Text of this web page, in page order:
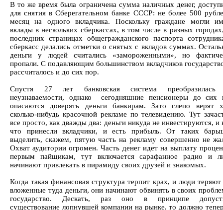
В то же время была ограничена сумма наличных денег,
для снятия в Сберегательном банке СССР: не более 500
месяц на одного вкладчика. Поскольку граждане могли
вклады в нескольких сберкассах, в том числе в разных
последних страницах общегражданского паспорта
сберкасс делались отметки о снятых с вкладов суммах.
деньги у людей считались «замороженными», но
пропали. С подавляющим большинством вкладчиков
рассчиталось и до сих пор.
Спустя 27 лет банковская система
неузнаваемости, однако сегодняшние пенсионеры до сих
опасаются доверять деньги банкирам. Зато слепо верят
сколько-нибудь красочной рекламе по телевидению. Тут
все просто, как дважды два: деньги никуда не инвестируются, и
что принесли вкладчики, и есть прибыль. От таких
выделить, скажем, пятую часть на рекламу совершенно не
Охват аудитории огромен. Часть денег идет на выплату
первым пайщикам, тут включается сарафанное радио и
начинают привлекать в пирамиду своих друзей и знакомых.
Когда такая финансовая структура терпит крах, и люди теряют
вложенные туда деньги, они начинают обвинять в своих
государство. Дескать, раз оно в принципе
существование лопнувшей компании на рынке, то должно